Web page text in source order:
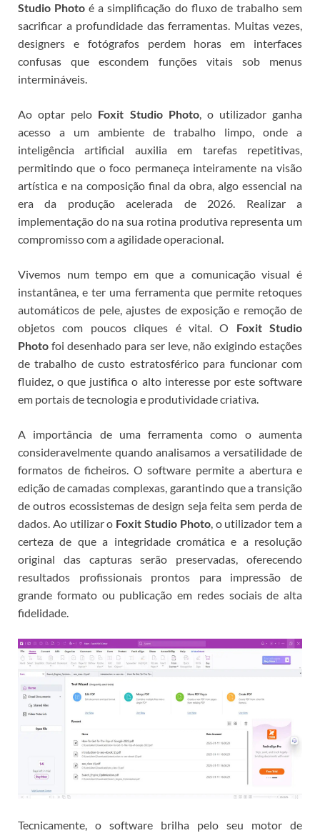
Studio Photo é a simplificação do fluxo de trabalho sem
sacrificar a profundidade das ferramentas. Muitas vezes,
designers e fotógrafos perdem horas em interfaces
confusas que escondem funções vitais sob menus
intermináveis.
Ao optar pelo Foxit Studio Photo, o utilizador ganha
acesso a um ambiente de trabalho limpo, onde a
inteligência artificial auxilia em tarefas repetitivas,
permitindo que o foco permaneça inteiramente na visão
artística e na composição final da obra, algo essencial na
era da produção acelerada de 2026. Realizar a
implementação dona sua rotina produtiva representa um
compromisso com a agilidade operacional.
Vivemos num tempo em que a comunicação visual é
instantânea, e ter uma ferramenta que permite retoques
automáticos de pele, ajustes de exposição e remoção de
objetos com poucos cliques é vital. O Foxit Studio
Photo foi desenhado para ser leve, não exigindo estações
de trabalho de custo estratosférico para funcionar com
fluidez, o que justifica o alto interesse por este software
em portais de tecnologia e produtividade criativa.
A importância de uma ferramenta como oaumenta
consideravelmente quando analisamos a versatilidade de
formatos de ficheiros. O software permite a abertura e
edição de camadas complexas, garantindo que a transição
de outros ecossistemas de design seja feita sem perda de
dados. Ao utilizar o Foxit Studio Photo, o utilizador tem a
certeza de que a integridade cromática e a resolução
original das capturas serão preservadas, oferecendo
resultados profissionais prontos para impressão de
grande formato ou publicação em redes sociais de alta
fidelidade.
Tecnicamente, o software brilha pelo seu motor de